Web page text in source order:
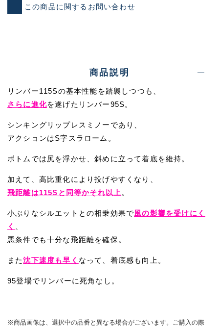
この商品に関するお問い合わせ
商品説明
リンバー115Sの基本性能を踏襲しつつも、
さらに進化を遂げたリンバー95S。
シンキングリップレスミノーであり、
アクションはS字スラローム。
ボトムでは尻を浮かせ、斜めに立って着底を維持。
加えて、高比重化により投げやすくなり、
飛距離は115Sと同等かそれ以上 。
小ぶりなシルエットとの相乗効果で風の影響を受けにく
く
悪条件でも十分な飛距離を確保。
また沈下速度も早く なって、着底感も向上。
95登場でリンバーに死角なし。
※商品画像は、選択中の品番と異なる場合がございます。ご購入の際